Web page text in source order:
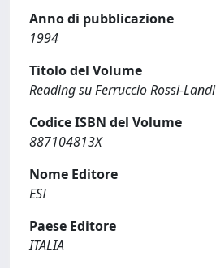
Anno di pubblicazione
1994
Titolo del Volume
Reading su Ferruccio Rossi-Landi
Codice ISBN del Volume
887104813X
Nome Editore
ESI
Paese Editore
ITALIA